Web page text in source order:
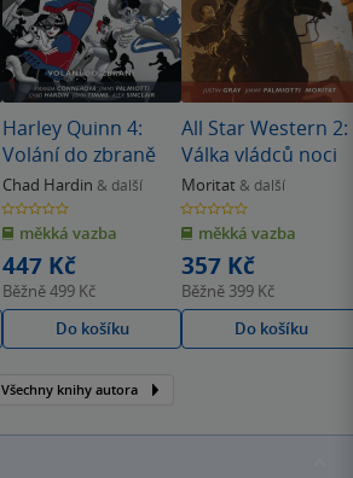
Harley Quinn 4:
Volání do zbraně
Chad Hardin & další
0.0
z
5
hvězdiček
měkká vazba
447 Kč
Běžně499 Kč
Do košíku
All Star Western 2:
Válka vládců noci
Moritat & další
0.0
z
5
hvězdiček
měkká vazba
357 Kč
Běžně 399 Kč
Do košíku
Všechny knihy autora